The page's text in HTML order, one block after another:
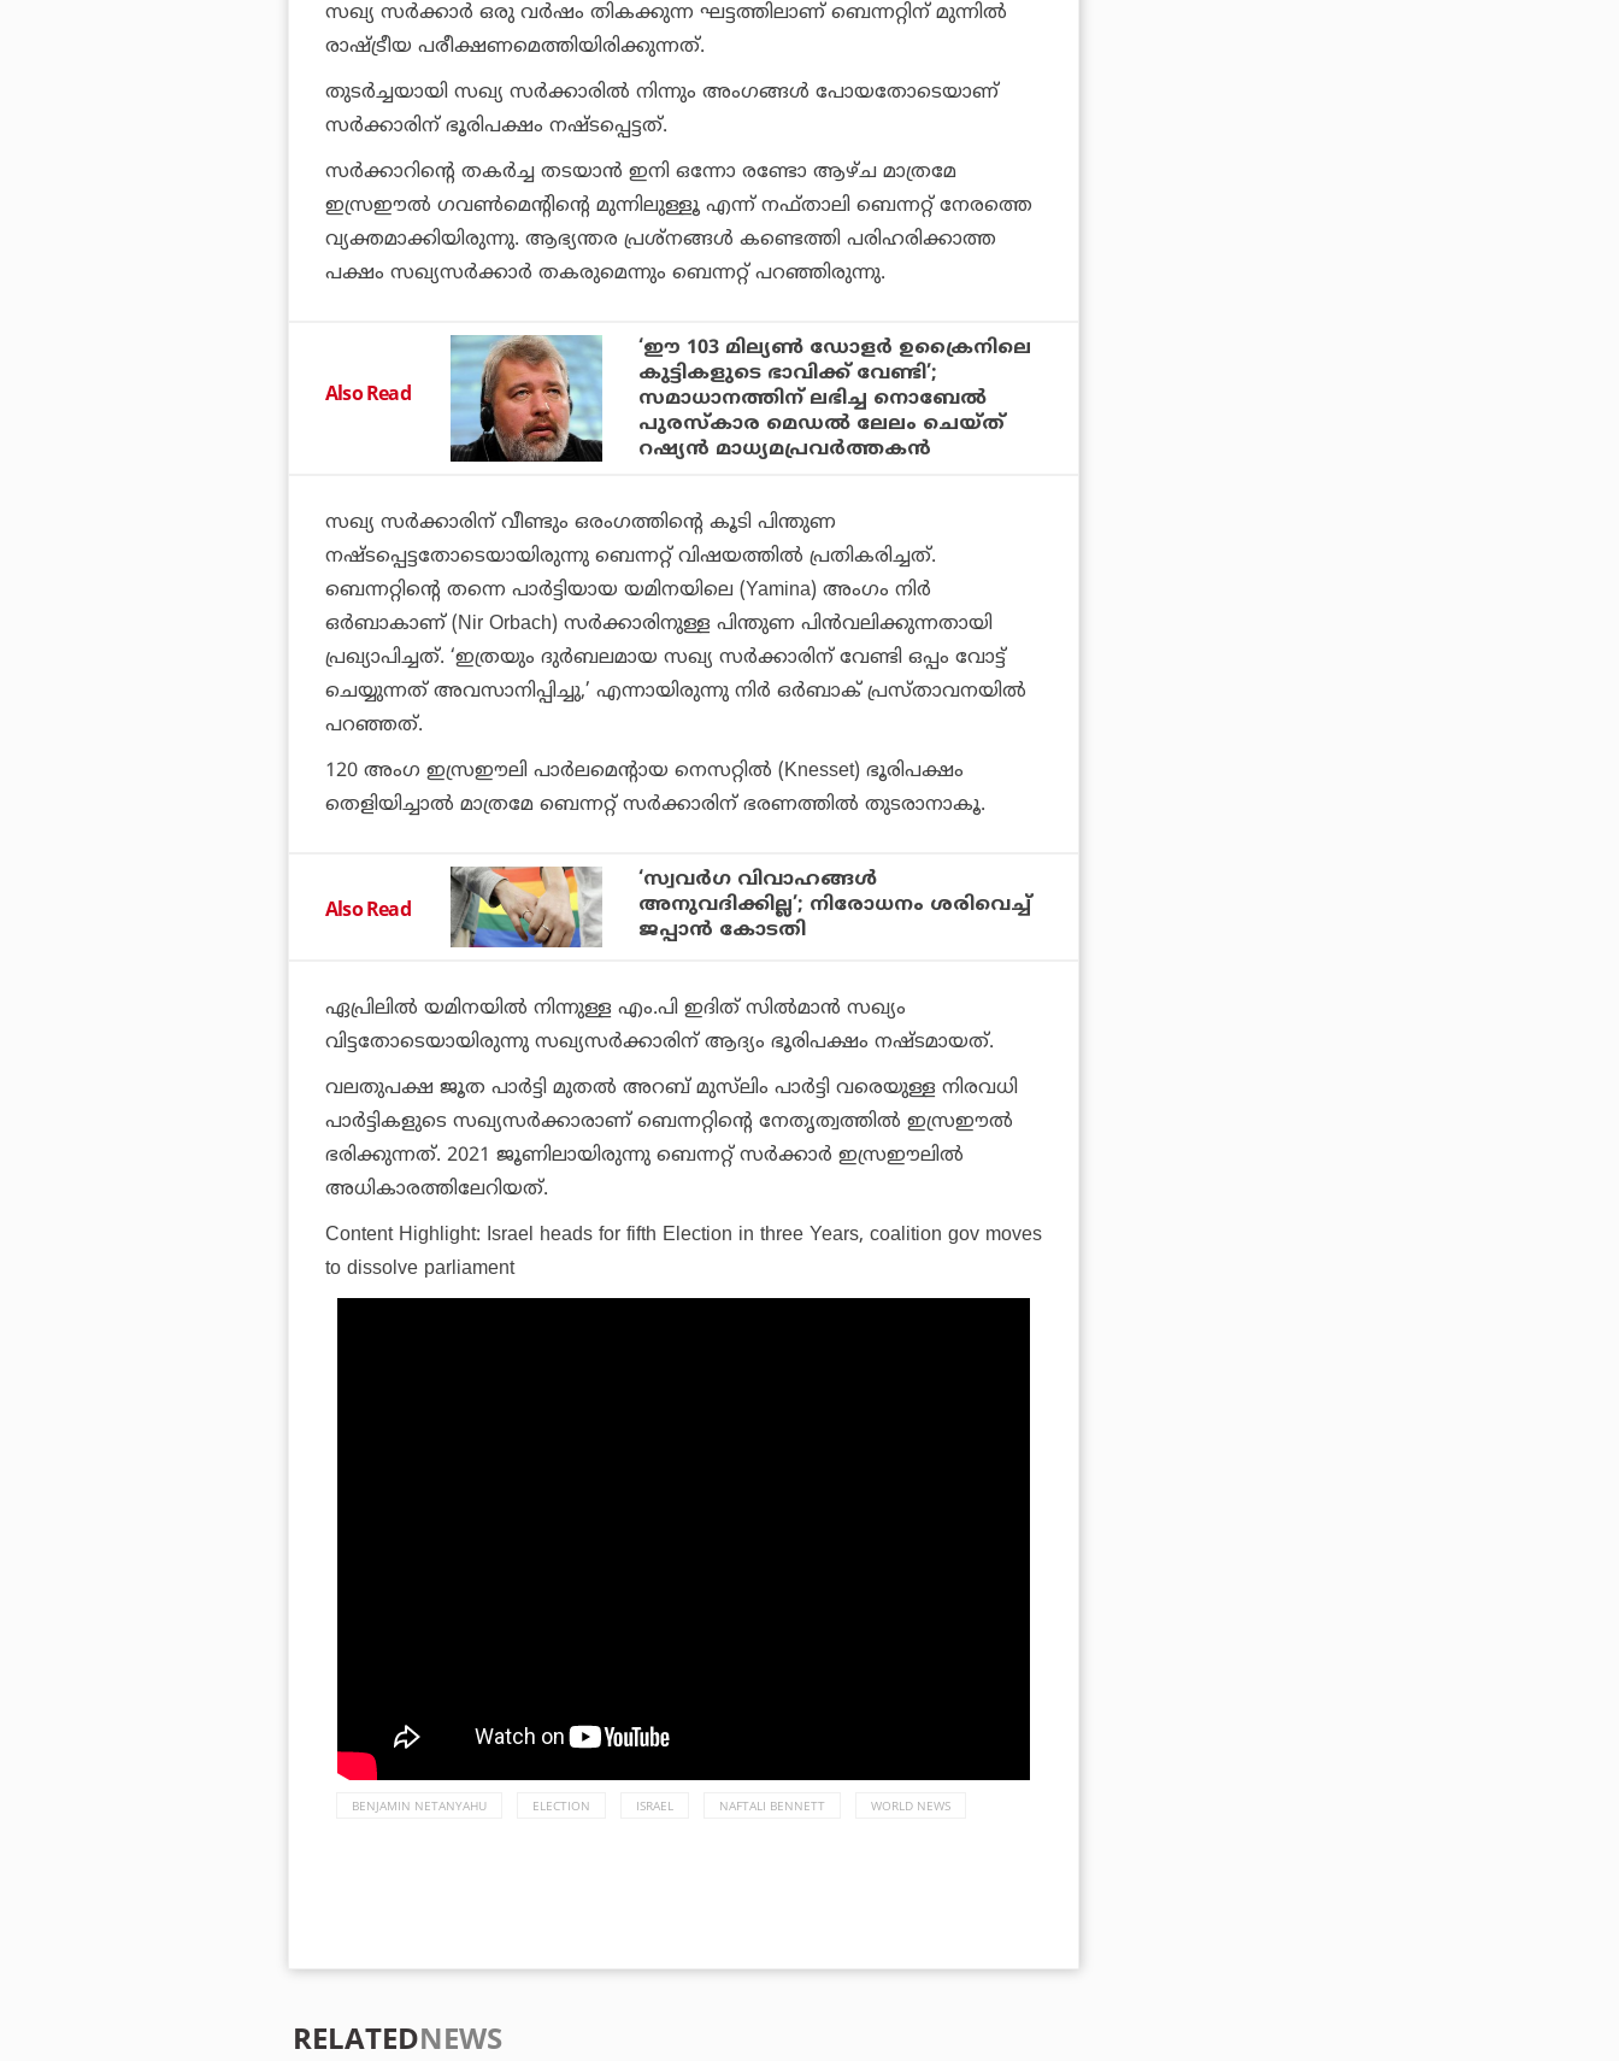
സഖ്യ സര്‍ക്കാര്‍ ഒരു വര്‍ഷം തികക്കുന്ന ഘട്ടത്തിലാണ് ബെന്നറ്റിന് മുന്നില്‍
രാഷ്ട്രീയ പരീക്ഷണമെത്തിയിരിക്കുന്നത്.
തുടര്‍ച്ചയായി സഖ്യ സര്‍ക്കാരില്‍ നിന്നും അംഗങ്ങള്‍ പോയതോടെയാണ്
സര്‍ക്കാരിന് ഭൂരിപക്ഷം നഷ്ടപ്പെട്ടത്.
സര്‍ക്കാറിന്റെ തകര്‍ച്ച തടയാന്‍ ഇനി ഒന്നോ രണ്ടോ ആഴ്ച മാത്രമേ
ഇസ്രഈല്‍ ഗവണ്‍മെന്റിന്റെ മുന്നിലുള്ളൂ എന്ന് നഫ്താലി ബെന്നറ്റ് നേരത്തെ
വ്യക്തമാക്കിയിരുന്നു. ആഭ്യന്തര പ്രശ്നങ്ങള്‍ കണ്ടെത്തി പരിഹരിക്കാത്ത
പക്ഷം സഖ്യസര്‍ക്കാര്‍ തകരുമെന്നും ബെന്നറ്റ് പറഞ്ഞിരുന്നു.
Also Read
‘ഈ 103 മില്യണ്‍ ഡോളര്‍ ഉക്രൈനിലെ
കുട്ടികളുടെ ഭാവിക്ക് വേണ്ടി’;
സമാധാനത്തിന് ലഭിച്ച നൊബേല്‍
പുരസ്‌കാര മെഡല്‍ ലേലം ചെയ്ത്
റഷ്യന്‍ മാധ്യമപ്രവര്‍ത്തകന്‍
സഖ്യ സര്‍ക്കാരിന് വീണ്ടും ഒരംഗത്തിന്റെ കൂടി പിന്തുണ
നഷ്ടപ്പെട്ടതോടെയായിരുന്നു ബെന്നറ്റ് വിഷയത്തില്‍ പ്രതികരിച്ചത്.
ബെന്നറ്റിന്റെ തന്നെ പാര്‍ട്ടിയായ യമിനയിലെ (Yamina) അംഗം നിര്‍
ഒര്‍ബാകാണ് (Nir Orbach) സര്‍ക്കാരിനുള്ള പിന്തുണ പിന്‍വലിക്കുന്നതായി
പ്രഖ്യാപിച്ചത്. ‘ഇത്രയും ദുര്‍ബലമായ സഖ്യ സര്‍ക്കാരിന് വേണ്ടി ഒപ്പം വോട്ട്
ചെയ്യുന്നത് അവസാനിപ്പിച്ചു,’ എന്നായിരുന്നു നിര്‍ ഒര്‍ബാക് പ്രസ്താവനയില്‍
പറഞ്ഞത്.
120 അംഗ ഇസ്രഈലി പാര്‍ലമെന്റായ നെസറ്റില്‍ (Knesset) ഭൂരിപക്ഷം
തെളിയിച്ചാല്‍ മാത്രമേ ബെന്നറ്റ് സര്‍ക്കാരിന് ഭരണത്തില്‍ തുടരാനാകൂ.
Also Read
‘സ്വവര്‍ഗ വിവാഹങ്ങള്‍
അനുവദിക്കില്ല’; നിരോധനം ശരിവെച്ച്
ജപ്പാന്‍ കോടതി
ഏപ്രിലില്‍ യമിനയില്‍ നിന്നുള്ള എം.പി ഇദിത് സില്‍മാന്‍ സഖ്യം
വിട്ടതോടെയായിരുന്നു സഖ്യസര്‍ക്കാരിന് ആദ്യം ഭൂരിപക്ഷം നഷ്ടമായത്.
വലതുപക്ഷ ജൂത പാര്‍ട്ടി മുതല്‍ അറബ് മുസ്‌ലിം പാര്‍ട്ടി വരെയുള്ള നിരവധി
പാര്‍ട്ടികളുടെ സഖ്യസര്‍ക്കാരാണ് ബെന്നറ്റിന്റെ നേതൃത്വത്തില്‍ ഇസ്രഈല്‍
ഭരിക്കുന്നത്. 2021 ജൂണിലായിരുന്നു ബെന്നറ്റ് സര്‍ക്കാര്‍ ഇസ്രഈലില്‍
അധികാരത്തിലേറിയത്.
Content Highlight: Israel heads for fifth Election in three Years, coalition gov moves
to dissolve parliament
BENJAMIN NETANYAHU ELECTION ISRAEL NAFTALI BENNETT WORLD NEWS
RELATEDNEWS